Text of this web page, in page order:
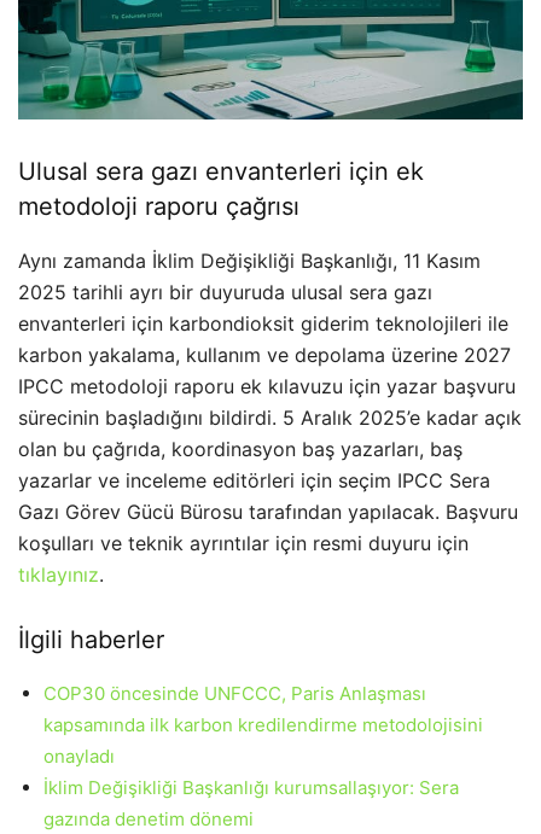
Ulusal sera gazı envanterleri için ek
metodoloji raporu çağrısı
Aynı zamanda İklim Değişikliği Başkanlığı, 11 Kasım
2025 tarihli ayrı bir duyuruda ulusal sera gazı
envanterleri için karbondioksit giderim teknolojileri ile
karbon yakalama, kullanım ve depolama üzerine 2027
IPCC metodoloji raporu ek kılavuzu için yazar başvuru
sürecinin başladığını bildirdi. 5 Aralık 2025’e kadar açık
olan bu çağrıda, koordinasyon baş yazarları, baş
yazarlar ve inceleme editörleri için seçim IPCC Sera
Gazı Görev Gücü Bürosu tarafından yapılacak. Başvuru
koşulları ve teknik ayrıntılar için resmi duyuru için
tıklayınız.
İlgili haberler
COP30 öncesinde UNFCCC, Paris Anlaşması
kapsamında ilk karbon kredilendirme metodolojisini
onayladı
İklim Değişikliği Başkanlığı kurumsallaşıyor: Sera
gazında denetim dönemi